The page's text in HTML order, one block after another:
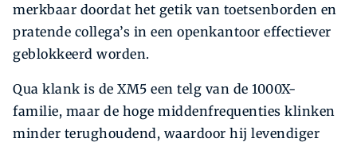
merkbaar doordat het getik van toetsenborden en
pratende collega’s in een openkantoor effectiever
geblokkeerd worden.
Qua klank is de XM5 een telg van de 1000X-
familie, maar de hoge middenfrequenties klinken
minder terughoudend, waardoor hij levendiger